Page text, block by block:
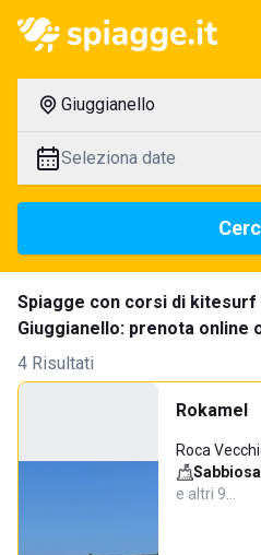
Giuggianello
Seleziona date
Spiagge con corsi di
Giuggianello: prenota online
4 Risultati
Rokamel
Roca
Sabbiosa
e altri 9…